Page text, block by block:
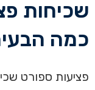
שכיחות
כמה
פציעות ספורט